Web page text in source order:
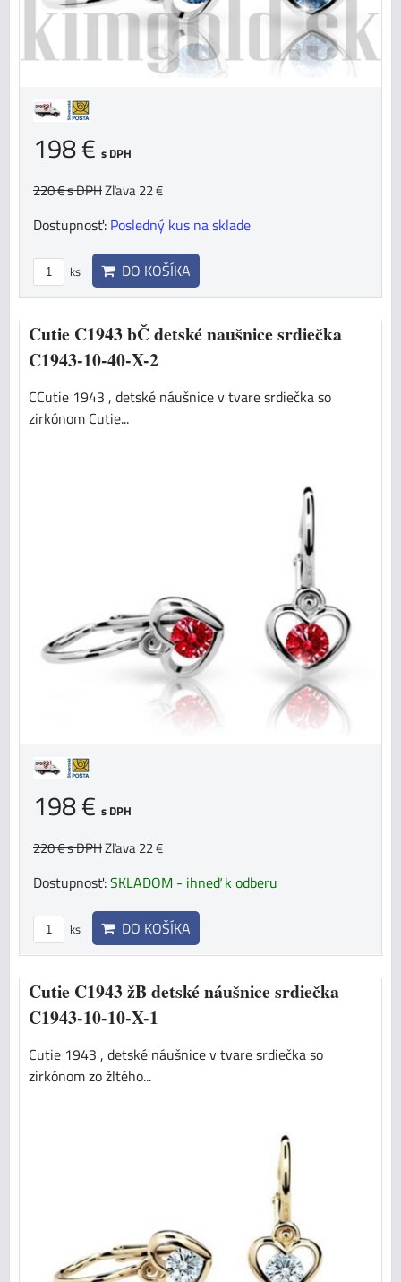
198 € s DPH
220 €s DPHZľava 22 €
Dostupnosť: Posledný kus na sklade
ks DO KOŠÍKA
Cutie C1943 bČ detské naušnice srdiečka
C1943-10-40-X-2
CCutie 1943 , detské náušnice v tvare srdiečka so
zirkónom Cutie...
198 € s DPH
220 €s DPHZľava 22 €
Dostupnosť:SKLADOM - ihneď k odberu
ks DO KOŠÍKA
Cutie C1943 žB detské náušnice srdiečka
C1943-10-10-X-1
Cutie 1943 , detské náušnice v tvare srdiečka so
zirkónom zo žltého...